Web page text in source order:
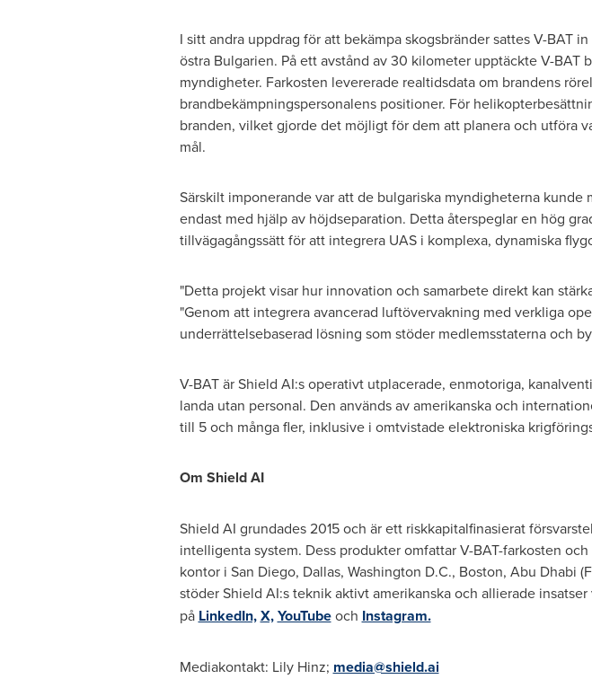
I sitt andra uppdrag för att bekämpa skogsbränder sattes V-BAT
östra Bulgarien. På ett avstånd av 30 kilometer upptäckte V-
myndigheter. Farkosten levererade realtidsdata om brandens
brandbekämpningspersonalens positioner. För
branden, vilket gjorde det möjligt för dem att planera och utföra
mål.
Särskilt imponerande var att de bulgariska myndigheterna
endast med hjälp av höjdseparation. Detta återspeglar en hög
tillvägagångssätt för att integrera UAS i komplexa, dynamiska
"Detta projekt visar hur innovation och samarbete direkt kan
"Genom att integrera avancerad luftövervakning med verkliga
underrättelsebaserad lösning som stöder medlemsstaterna och
V-BAT är Shield AI:s operativt utplacerade, enmotoriga,
landa utan personal. Den används av amerikanska och
till 5 och många fler, inklusive i omtvistade elektroniska
Om Shield AI
Shield AI grundades 2015 och är ett riskkapitalfinasierat
intelligenta system. Dess produkter omfattar V-BAT-farkosten
kontor i San Diego, Dallas, Washington D.C., Boston, Abu Dhabi
stöder Shield AI:s teknik aktivt amerikanska och allierade
på LinkedIn,X,YouTubeoch Instagram.
Mediakontakt: Lily Hinz; media@shield.ai